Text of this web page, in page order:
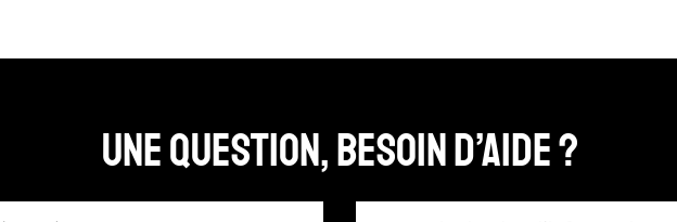
Une question, Besoin d’aide ?